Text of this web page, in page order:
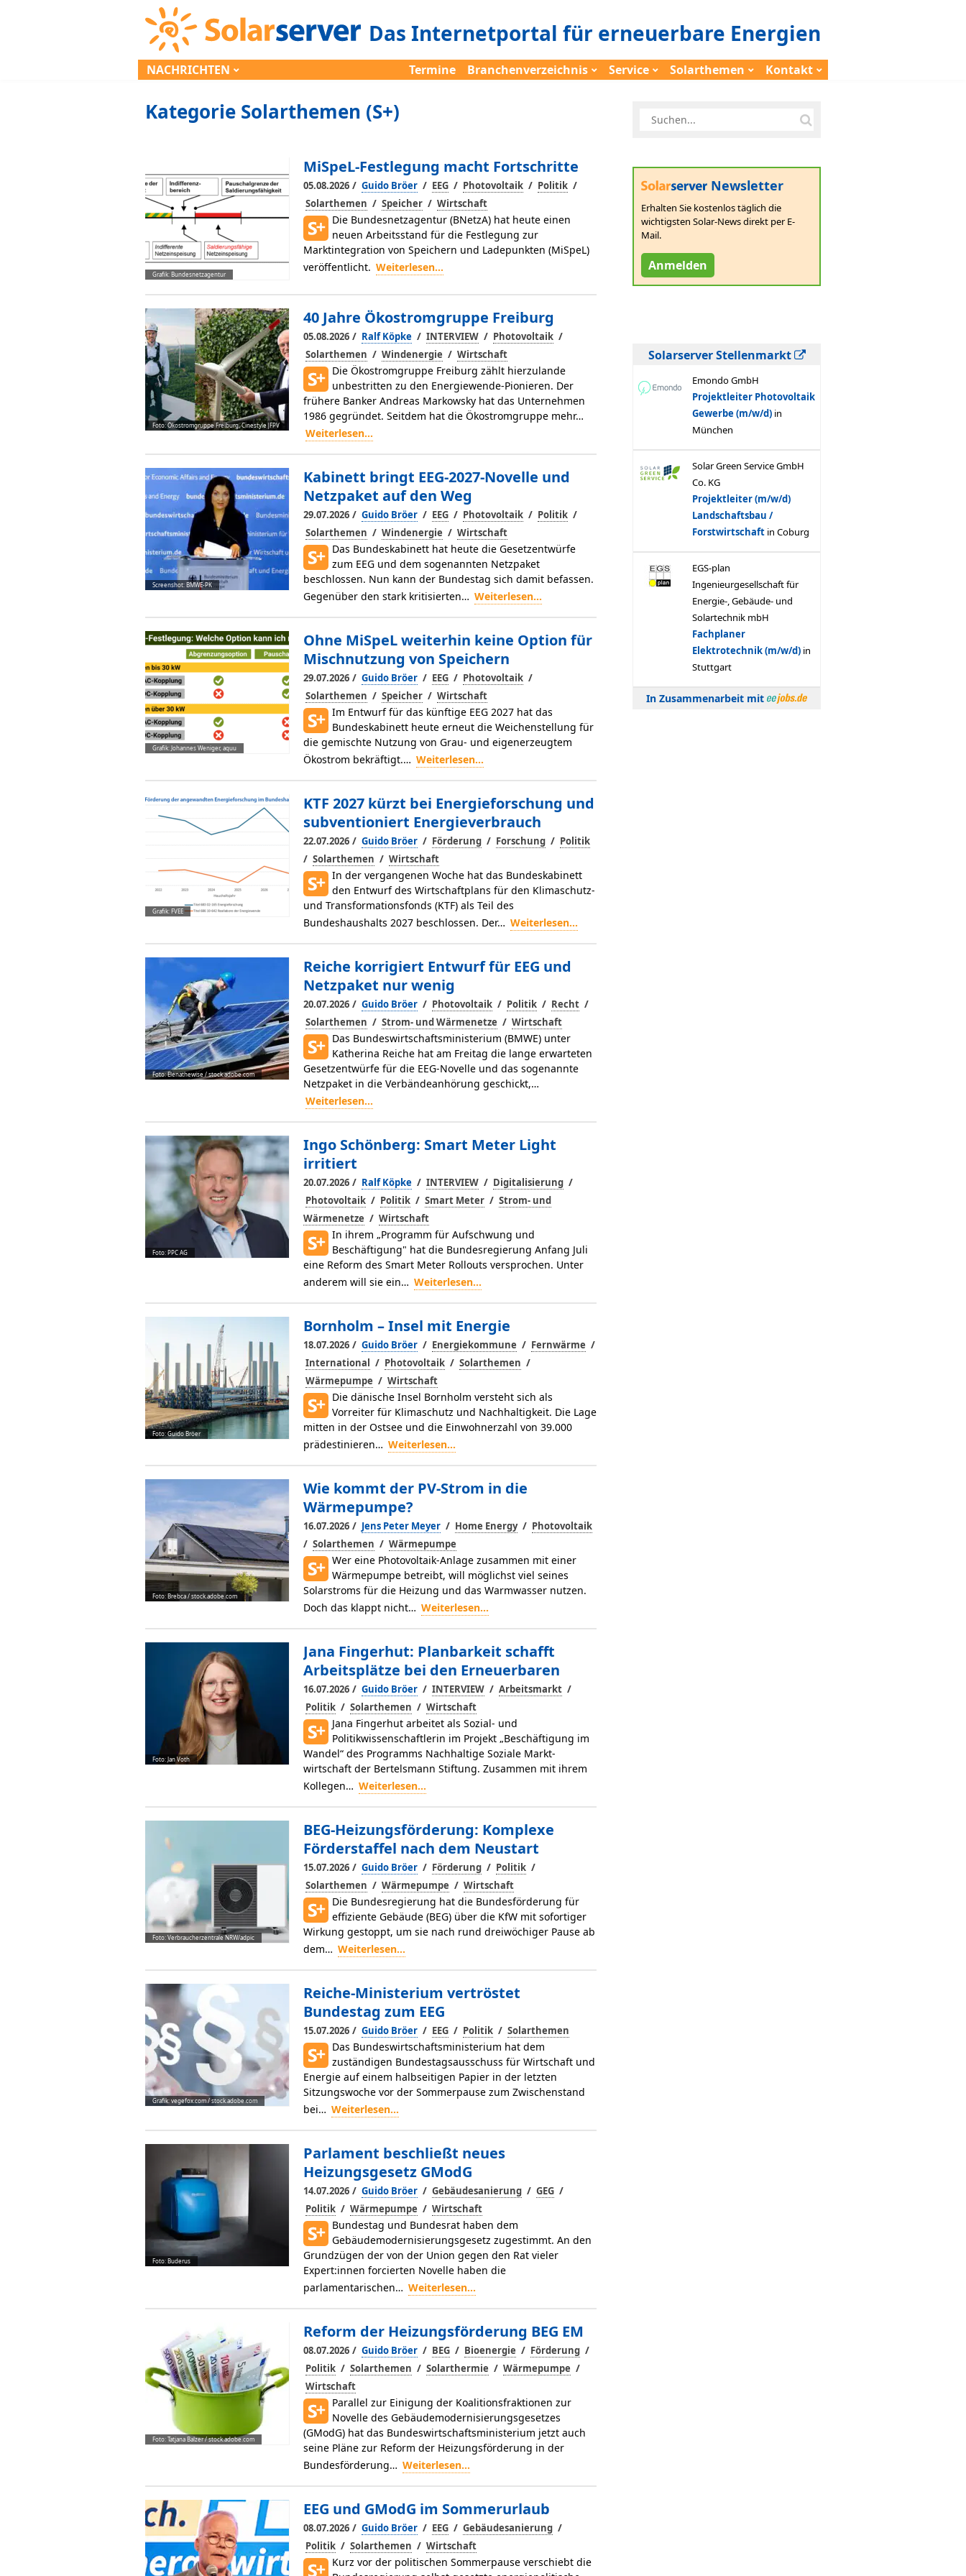
Das Internetportal für erneuerbare Energien
NACHRICHTEN Termine Branchenverzeichnis Service Solarthemen Kontakt
Kategorie Solarthemen (S+)
Grafik: Bundesnetzagentur
MiSpeL-Festlegung macht Fortschritte
05.08.2026 / Guido Bröer / EEG / Photovoltaik / Politik /
Solarthemen / Speicher / Wirtschaft
Die Bundesnetzagentur (BNetzA) hat heute einen
neuen Arbeitsstand für die Festlegung zur
Marktintegration von Speichern und Ladepunkten (MiSpeL)
veröffentlicht. Weiterlesen...
Foto: Ökostromgruppe Freiburg, Cinestyle|FPV
40 Jahre Ökostromgruppe Freiburg
05.08.2026 / Ralf Köpke / INTERVIEW / Photovoltaik /
Solarthemen / Windenergie / Wirtschaft
Die Ökostromgruppe Freiburg zählt hierzulande
unbestritten zu den Energiewende-Pionieren. Der
frühere Banker Andreas Markowsky hat das Unternehmen
1986 gegründet. Seitdem hat die Ökostromgruppe mehr…
Weiterlesen...
Screenshot: BMWE-PK
Kabinett bringt EEG-2027-Novelle und
Netzpaket auf den Weg
29.07.2026 / Guido Bröer / EEG / Photovoltaik / Politik /
Solarthemen / Windenergie / Wirtschaft
Das Bundeskabinett hat heute die Gesetzentwürfe
zum EEG und dem sogenannten Netzpaket
beschlossen. Nun kann der Bundestag sich damit befassen.
Gegenüber den stark kritisierten… Weiterlesen...
Grafik: Johannes Weniger, aquu
Ohne MiSpeL weiterhin keine Option für
Mischnutzung von Speichern
29.07.2026 / Guido Bröer / EEG / Photovoltaik /
Solarthemen / Speicher / Wirtschaft
Im Entwurf für das künftige EEG 2027 hat das
Bundeskabinett heute erneut die Weichenstellung für
die gemischte Nutzung von Grau- und eigenerzeugtem
Ökostrom bekräftigt.… Weiterlesen...
Grafik: FVEE
KTF 2027 kürzt bei Energieforschung und
subventioniert Energieverbrauch
22.07.2026 / Guido Bröer / Förderung / Forschung / Politik
/ Solarthemen / Wirtschaft
In der vergangenen Woche hat das Bundeskabinett
den Entwurf des Wirtschaftplans für den Klimaschutz-
und Transformationsfonds (KTF) als Teil des
Bundeshaushalts 2027 beschlossen. Der… Weiterlesen...
Foto: Elenathewise / stock.adobe.com
Reiche korrigiert Entwurf für EEG und
Netzpaket nur wenig
20.07.2026 / Guido Bröer / Photovoltaik / Politik / Recht /
Solarthemen / Strom- und Wärmenetze / Wirtschaft
Das Bundeswirtschaftsministerium (BMWE) unter
Katherina Reiche hat am Freitag die lange erwarteten
Gesetzentwürfe für die EEG-Novelle und das sogenannte
Netzpaket in die Verbändeanhörung geschickt,…
Weiterlesen...
Foto: PPC AG
Ingo Schönberg: Smart Meter Light
irritiert
20.07.2026 / Ralf Köpke / INTERVIEW / Digitalisierung /
Photovoltaik / Politik / Smart Meter / Strom- und
Wärmenetze / Wirtschaft
In ihrem „Programm für Aufschwung und
Beschäftigung" hat die Bundesregierung Anfang Juli
eine Reform des Smart Meter Rollouts versprochen. Unter
anderem will sie ein… Weiterlesen...
Foto: Guido Bröer
Bornholm – Insel mit Energie
18.07.2026 / Guido Bröer / Energiekommune / Fernwärme /
International / Photovoltaik / Solarthemen /
Wärmepumpe / Wirtschaft
Die dänische Insel Bornholm ver­steht sich als
Vorreiter für Klima­schutz und Nachhaltigkeit. Die Lage
mitten in der Ostsee und die Einwohnerzahl von 39.000
prädesti­nieren… Weiterlesen...
Foto: Brebca / stock.adobe.com
Wie kommt der PV-Strom in die
Wärmepumpe?
16.07.2026 / Jens Peter Meyer / Home Energy / Photovoltaik
/ Solarthemen / Wärmepumpe
Wer eine Photovoltaik-Anlage zusammen mit einer
Wärmepumpe betreibt, will möglichst viel seines
Solarstroms für die Heizung und das Warmwasser nutzen.
Doch das klappt nicht… Weiterlesen...
Foto: Jan Voth
Jana Fingerhut: Planbarkeit schafft
Arbeitsplätze bei den Erneuerbaren
16.07.2026 / Guido Bröer / INTERVIEW / Arbeitsmarkt /
Politik / Solarthemen / Wirtschaft
Jana Fingerhut arbeitet als Sozial- und
Politikwissenschaftlerin im Projekt „Beschäftigung im
Wandel“ des Programms Nachhaltige Soziale Markt­
wirtschaft der Bertelsmann Stiftung. Zusammen mit ihrem
Kollegen… Weiterlesen...
Foto: Verbraucherzentrale NRW/adpic
BEG-Heizungsförderung: Komplexe
Förderstaffel nach dem Neustart
15.07.2026 / Guido Bröer / Förderung / Politik /
Solarthemen / Wärmepumpe / Wirtschaft
Die Bundesregierung hat die Bundesförderung für
effiziente Gebäu­de (BEG) über die KfW mit sofortiger
Wirkung ge­stoppt, um sie nach rund dreiwöchiger Pause ab
dem… Weiterlesen...
Grafik: vegefox.com / stock.adobe.com
Reiche-Ministerium vertröstet
Bundestag zum EEG
15.07.2026 / Guido Bröer / EEG / Politik / Solarthemen
Das Bundeswirtschaftsministerium hat dem
zuständigen Bundestagsausschuss für Wirtschaft und
Energie auf einem halbseitigen Papier in der letzten
Sitzungswoche vor der Sommerpause zum Zwischenstand
bei… Weiterlesen...
Foto: Buderus
Parlament beschließt neues
Heizungsgesetz GModG
14.07.2026 / Guido Bröer / Gebäudesanierung / GEG /
Politik / Wärmepumpe / Wirtschaft
Bundestag und Bundesrat haben dem
Gebäudemodernisierungsgesetz zugestimmt. An den
Grundzügen der von der Union gegen den Rat vieler
Expert:innen forcierten Novelle haben die
parlamentarischen… Weiterlesen...
Foto: Tatjana Balzer / stock.adobe.com
Reform der Heizungsförderung BEG EM
08.07.2026 / Guido Bröer / BEG / Bioenergie / Förderung /
Politik / Solarthemen / Solarthermie / Wärmepumpe /
Wirtschaft
Parallel zur Einigung der Koalitionsfraktionen zur
Novelle des Gebäudemodernisierungsgesetzes
(GModG) hat das Bundeswirtschaftsministerium jetzt auch
seine Pläne zur Reform der Heizungsförderung in der
Bundesförderung… Weiterlesen...
EEG und GModG im Sommerurlaub
08.07.2026 / Guido Bröer / EEG / Gebäudesanierung /
Politik / Solarthemen / Wirtschaft
Kurz vor der politischen Sommerpause verschiebt die
Newsletter
Erhalten Sie kostenlos täglich die
wichtigsten Solar-News direkt per E-
Mail.
Anmelden
Solarserver Stellenmarkt
In Zusammenarbeit mit